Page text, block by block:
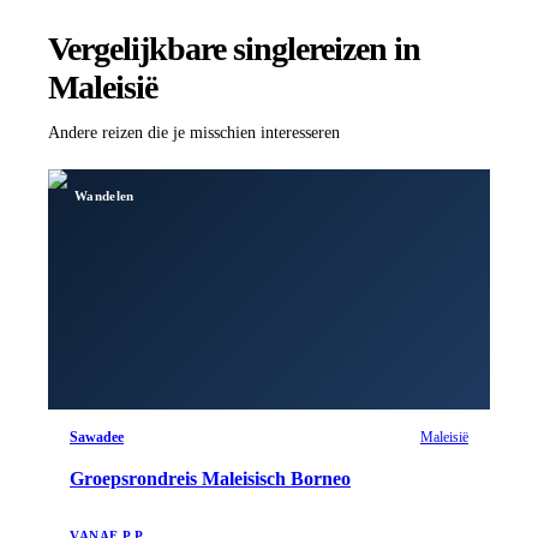
Vergelijkbare singlereizen in
Maleisië
Andere reizen die je misschien interesseren
Wandelen
Sawadee Maleisië
Groepsrondreis Maleisisch Borneo